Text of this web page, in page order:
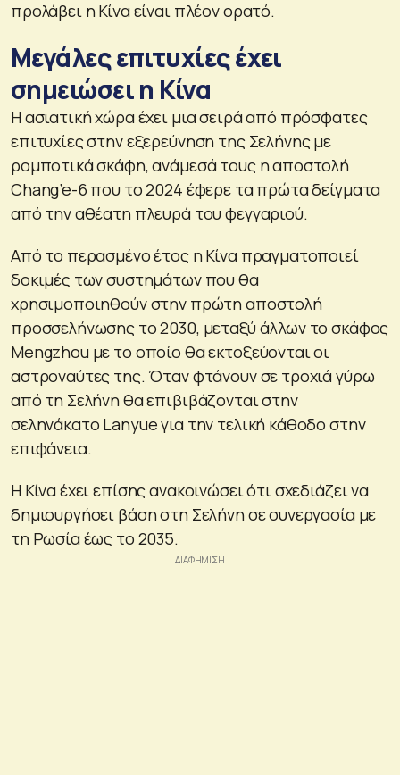
προλάβει η Κίνα είναι πλέον ορατό.
Μεγάλες επιτυχίες έχει
σημειώσει η Κίνα
Η ασιατική χώρα έχει μια σειρά από πρόσφατες
επιτυχίες στην εξερεύνηση της Σελήνης με
ρομποτικά σκάφη, ανάμεσά τους η αποστολή
Chang’e-6 που το 2024 έφερε τα πρώτα δείγματα
από την αθέατη πλευρά του φεγγαριού.
Από το περασμένο έτος η Κίνα πραγματοποιεί
δοκιμές των συστημάτων που θα
χρησιμοποιηθούν στην πρώτη αποστολή
προσσελήνωσης το 2030, μεταξύ άλλων το σκάφος
Mengzhou με το οποίο θα εκτοξεύονται οι
αστροναύτες της. Όταν φτάνουν σε τροχιά γύρω
από τη Σελήνη θα επιβιβάζονται στην
σεληνάκατο Lanyue για την τελική κάθοδο στην
επιφάνεια.
Η Κίνα έχει επίσης ανακοινώσει ότι σχεδιάζει να
δημιουργήσει βάση στη Σελήνη σε συνεργασία με
τη Ρωσία έως το 2035.